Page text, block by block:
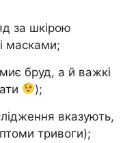
за шкірою
масками;
бруд, а й важкі
);
вказують,
тривоги);